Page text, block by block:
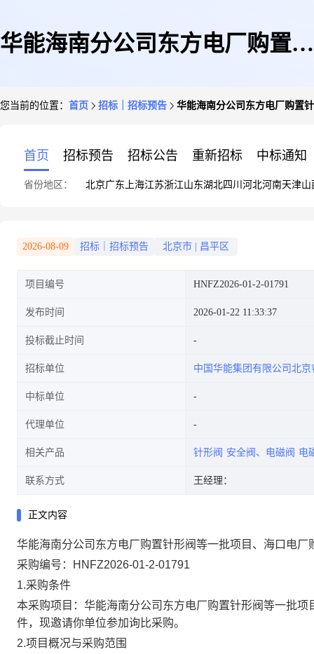
华能海南分公司东方电厂购置针
采购(重新采购)(WT)询比采购
您当前的位置： 首页 招标｜招标预告 华能海南分公司东方电厂购置
首页 招标预告 招标公告 重新招标 中标通知
省份地区： 北京广东 上海江苏浙江山东湖北四川 河北河南天津山
2026-08-09 招标｜招标预告 北京市 昌平区
项目编号 HNFZ2026-01-2-01791
发布时间 2026-01-22 11:33:37
投标截止时间
招标单位 中国华能集团有限公司北
中标单位
代理单位
相关产品 针形阀 安全阀、电磁阀 电
联系方式 王经理：
正文内容
华能海南分公司东方电厂购置针形阀等一批项目、海口电
采购编号：HNFZ2026-01-2-01791
1.采购条件
本采购项目：华能海南分公司东方电厂购置针形阀等一批
件，现邀请你单位参加询比采购。
2.项目概况与采购范围